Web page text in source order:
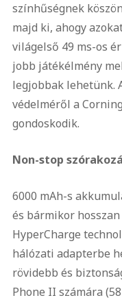
színhűségnek
majd ki, ahogy
világelső 49 ms-os
jobb játékélmény
legjobbak lehetünk.
védelméről a
gondoskodik.
Non-stop
6000 mAh-s
és bármikor
HyperCharge
hálózati adapterbe
rövidebb és
Phone II számára